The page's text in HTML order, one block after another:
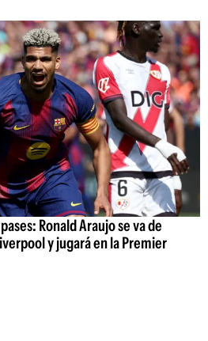
Ronald Araujo se va de
y jugará en la Premier